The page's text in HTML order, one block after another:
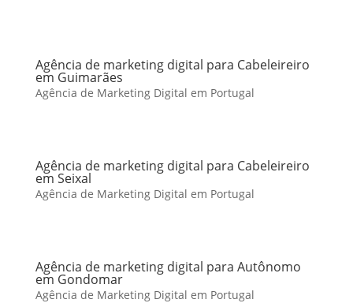
Agência de marketing digital para Cabeleireiro
em Guimarães
Agência de Marketing Digital em Portugal
Agência de marketing digital para Cabeleireiro
em Seixal
Agência de Marketing Digital em Portugal
Agência de marketing digital para Autônomo
em Gondomar
Agência de Marketing Digital em Portugal